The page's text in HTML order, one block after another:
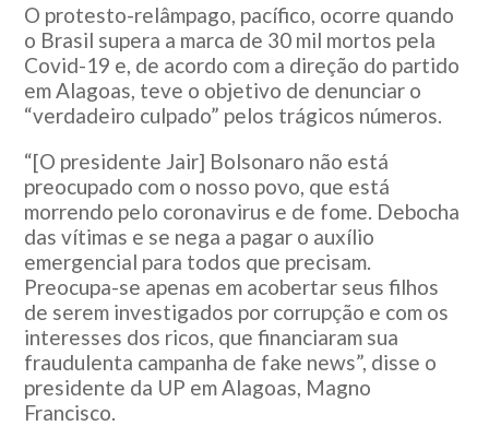
O protesto-relâmpago, pacífico, ocorre quando
o Brasil supera a marca de 30 mil mortos pela
Covid-19 e, de acordo com a direção do partido
em Alagoas, teve o objetivo de denunciar o
“verdadeiro culpado” pelos trágicos números.
“[O presidente Jair] Bolsonaro não está
preocupado com o nosso povo, que está
morrendo pelo coronavirus e de fome. Debocha
das vítimas e se nega a pagar o auxílio
emergencial para todos que precisam.
Preocupa-se apenas em acobertar seus filhos
de serem investigados por corrupção e com os
interesses dos ricos, que financiaram sua
fraudulenta campanha de fake news”, disse o
presidente da UP em Alagoas, Magno
Francisco.